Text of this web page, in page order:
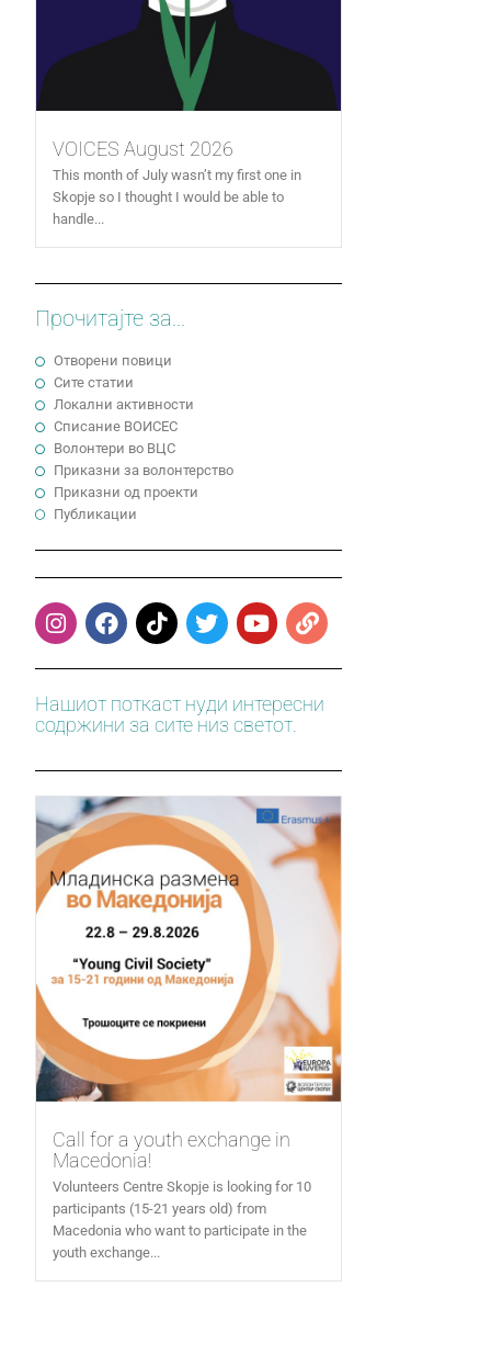
VOICES August 2026
This month of July wasn’t my first one in
Skopje so I thought I would be able to
handle...
Прочитајте за...
Отворени повици
Сите статии
Локални активности
Cписание ВОИСЕС
Волонтери во ВЦС
Приказни за волонтерство
Приказни од проекти
Публикации
Нашиот поткаст нуди интересни
содржини за сите низ светот.
Call for a youth exchange in
Macedonia!
Volunteers Centre Skopje is looking for 10
participants (15-21 years old) from
Macedonia who want to participate in the
youth exchange...